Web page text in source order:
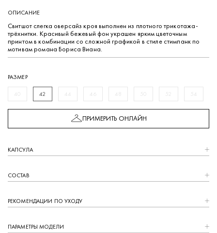
ОПИСАНИЕ
Свитшот слегка оверсайз кроя выполнен из плотного трикотажа-
трёхнитки. Красивый бежевый фон украшен ярким цветочным
принтом в комбинации со сложной графикой в стиле стимпанк по
мотивам романа Бориса Виана.
РАЗМЕР
40 42 44 46 48 50 52 54
ПРИМЕРИТЬ ОНЛАЙН
КАПCУЛА
СОСТАВ
РЕКОМЕНДАЦИИ ПО УХОДУ
ПАРАМЕТРЫ МОДЕЛИ